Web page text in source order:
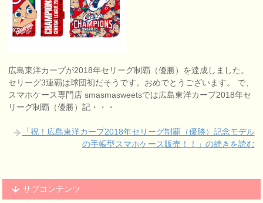
広島東洋カープが2018年セリーグ制覇（優勝）を達成しました。
セリーグ3連覇は球団初だそうです。おめでとうございます。 で、
スマホケース専門店 smasmasweetsでは広島東洋カープ2018年セ
リーグ制覇（優勝）記・・・
「祝！広島東洋カープ2018年セリーグ制覇（優勝）記念モデル
の手帳型スマホケース販売！！」の続きを読む
サブコンテンツ